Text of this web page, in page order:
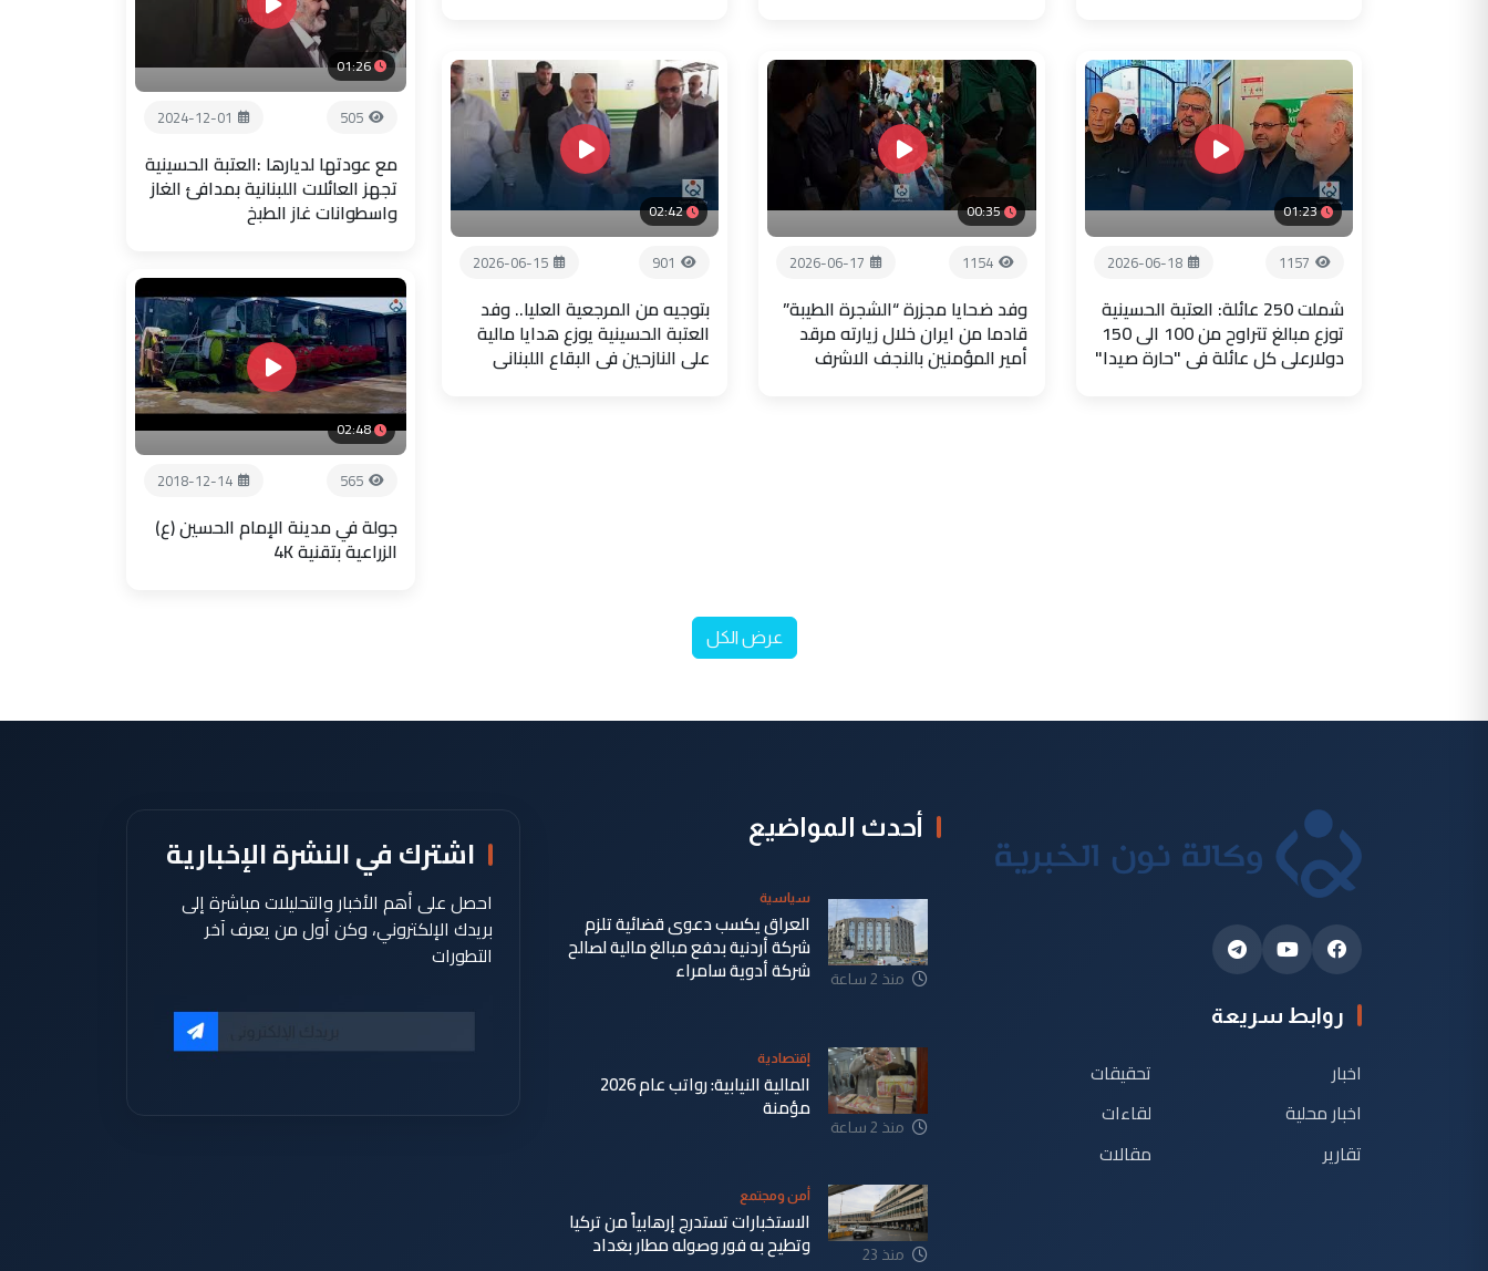
01:23
1157
2026-06-18
شملت 250 عائلة: العتبة الحسينية
توزع مبالغ تتراوح من 100 الى 150
دولارعلى كل عائلة في "حارة صيدا"
00:35
1154
2026-06-17
وفد ضحايا مجزرة “الشجرة الطيبة”
قادما من ايران خلال زيارته مرقد
أمير المؤمنين بالنجف الاشرف
02:42
901
2026-06-15
بتوجيه من المرجعية العليا.. وفد
العتبة الحسينية يوزع هدايا مالية
على النازحين في البقاع اللبناني
01:26
505
2024-12-01
مع عودتها لديارها :العتبة الحسينية
تجهز العائلات اللبنانية بمدافئ الغاز
واسطوانات غاز الطبخ
02:48
565
2018-12-14
جولة في مدينة الإمام الحسين (ع)
الزراعية بتقنية 4K
عرض الكل
روابط سريعة
اخبار
اخبار محلية
تقارير
تحقيقات
لقاءات
مقالات
أحدث المواضيع
منذ 2 ساعة
سياسية
العراق يكسب دعوى قضائية تلزم
شركة أردنية بدفع مبالغ مالية لصالح
شركة أدوية سامراء
منذ 2 ساعة
إقتصادية
المالية النيابية: رواتب عام 2026
مؤمنة
منذ 23
أمن ومجتمع
الاستخبارات تستدرج إرهابياً من تركيا
وتطيح به فور وصوله مطار بغداد
اشترك في النشرة الإخبارية
احصل على أهم الأخبار والتحليلات مباشرة إلى
بريدك الإلكتروني، وكن أول من يعرف آخر
التطورات